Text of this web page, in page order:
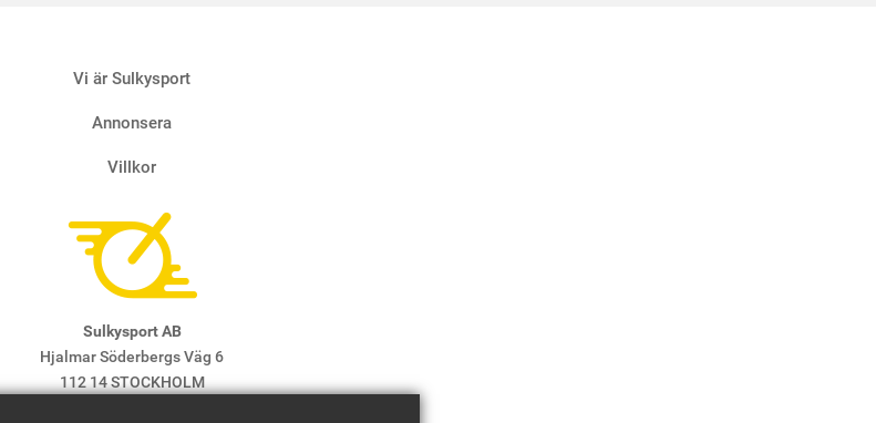
Vi är Sulkysport
Annonsera
Villkor
Sulkysport AB
Hjalmar Söderbergs Väg 6
112 14 STOCKHOLM